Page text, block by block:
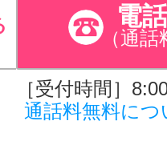
電
（通話
［受付時間］
通話料無料につ